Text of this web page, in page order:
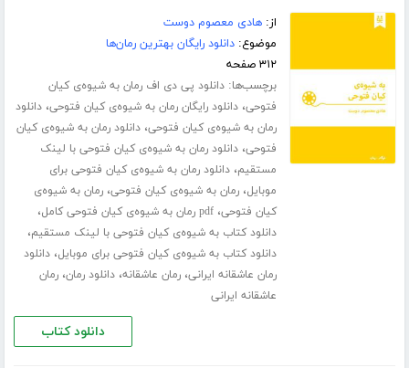
از:هادی معصوم دوست
موضوع:دانلود رایگان بهترین رمان‌ها
۳۱۲ صفحه
برچسب‌ها:دانلود پی دی اف رمان به شیوه‌ی کیان
فتوحی،دانلود رایگان رمان به شیوه‌ی کیان فتوحی،دانلود
رمان به شیوه‌ی کیان فتوحی،دانلود رمان به شیوه‌ی کیان
فتوحی،دانلود رمان به شیوه‌ی کیان فتوحی با لینک
مستقیم،دانلود رمان به شیوه‌ی کیان فتوحی برای
موبایل،رمان به شیوه‌ی کیان فتوحی،رمان به شیوه‌ی
کیان فتوحی،pdf رمان به شیوه‌ی کیان فتوحی کامل ،
دانلود کتاب به شیوه‌ی کیان فتوحی با لینک مستقیم،
دانلود کتاب به شیوه‌ی کیان فتوحی برای موبایل،دانلود
رمان عاشقانه ایرانی،رمان عاشقانه،دانلود رمان،رمان
عاشقانه ایرانی
دانلود کتاب